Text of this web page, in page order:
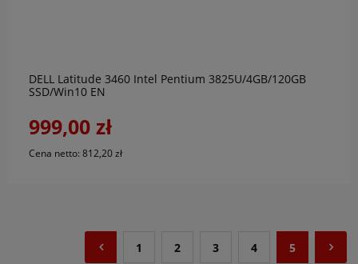
DELL Latitude 3460 Intel Pentium 3825U/4GB/120GB
SSD/Win10 EN
999,00 zł
Cena netto: 812,20 zł
1 2 3 4 5